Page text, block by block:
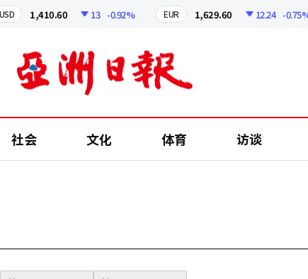
1,410.60 13 -0.92% EUR 1,629.60 12.24 -0.75%
社会 文化 体育 访谈